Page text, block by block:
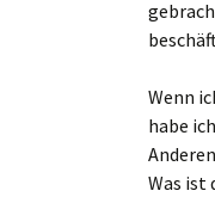
Wenn
habe
Was ist